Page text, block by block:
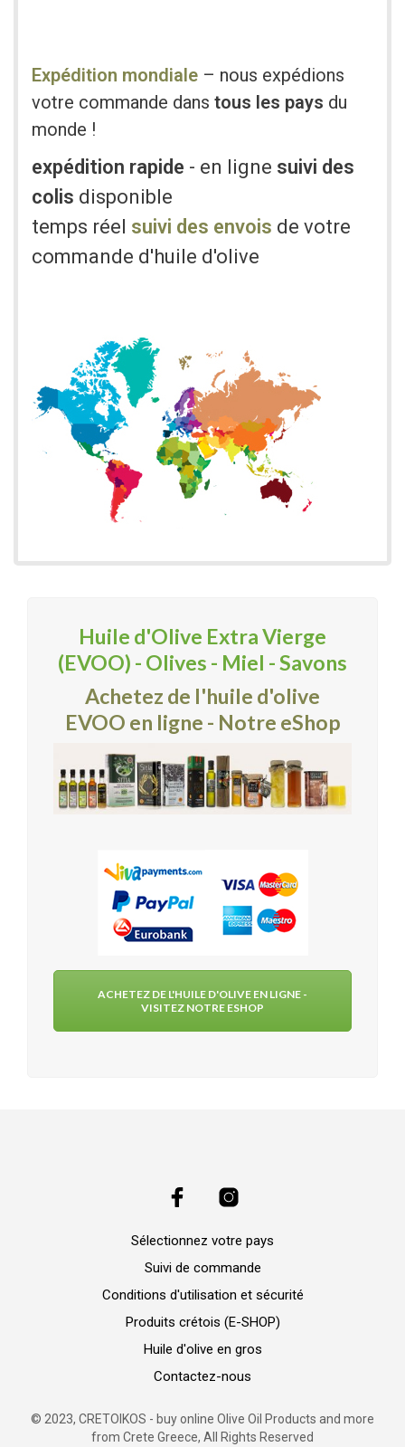
Expédition mondiale – nous expédions
votre commande dans tous les pays du
monde !
expédition rapide - en ligne suivi des
colis disponible
temps réel suivi des envois de votre
commande d'huile d'olive
Huile d'Olive Extra Vierge
(EVOO) - Olives - Miel - Savons
Achetez de l'huile d'olive
EVOO en ligne - Notre eShop
ACHETEZ DE L'HUILE D'OLIVE EN LIGNE -
VISITEZ NOTRE ESHOP
Sélectionnez votre pays
Suivi de commande
Conditions d'utilisation et sécurité
Produits crétois (E-SHOP)
Huile d'olive en gros
Contactez-nous
© 2023, CRETOIKOS - buy online Olive Oil Products and more
from Crete Greece, All Rights Reserved